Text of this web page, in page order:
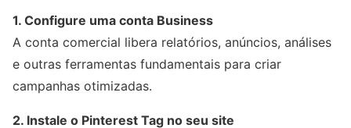
1. Configure uma conta Business
A conta comercial libera relatórios, anúncios, análises
e outras ferramentas fundamentais para criar
campanhas otimizadas.
2. Instale o Pinterest Tag no seu site